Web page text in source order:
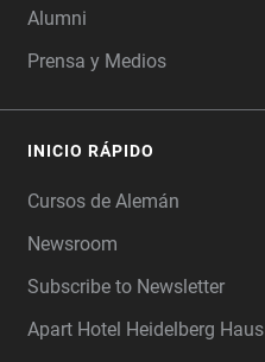
Alumni
Prensa y Medios
INICIO RÁPIDO
Cursos de Alemán
Newsroom
Subscribe to Newsletter
Apart Hotel Heidelberg Haus